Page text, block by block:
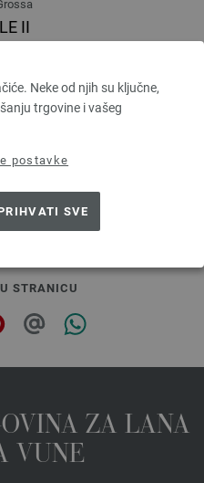
Neke od njih su ključne,
trgovine i vašeg
postavke
SVE
II
7 - 8
€
STRANICU
ZA LANA
VUNE